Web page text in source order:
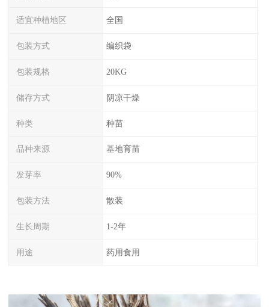
适宜种植地区 全国
包装方式 编织袋
包装规格 20KG
储存方式 阴凉干燥
种类 种苗
品种来源 基地育苗
发芽率 90%
包装方法 散装
生长周期 1-2年
用途 药用食用